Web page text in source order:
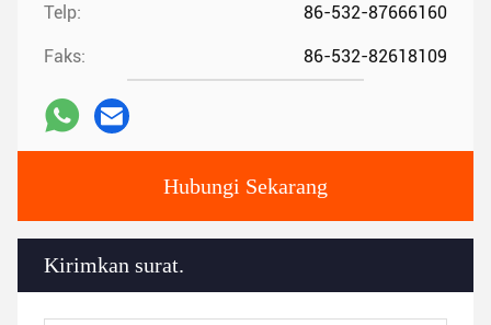
Telp: 86-532-87666160
Faks: 86-532-82618109
Hubungi Sekarang
Kirimkan surat.